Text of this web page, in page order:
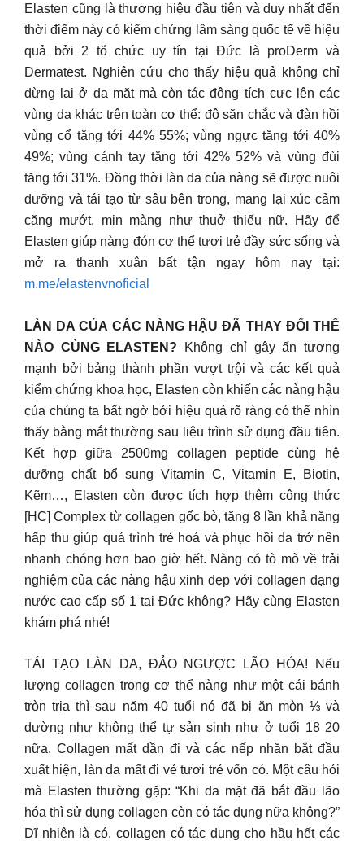
Elasten cũng là thương hiệu đầu tiên và duy nhất đến
thời điểm này có kiểm chứng lâm sàng quốc tế về hiệu
quả bởi 2 tổ chức uy tín tại Đức là proDerm và
Dermatest. Nghiên cứu cho thấy hiệu quả không chỉ
dừng lại ở da mặt mà còn tác động tích cực lên các
vùng da khác trên toàn cơ thể: độ săn chắc và đàn hồi
vùng cổ tăng tới 44% 55%; vùng ngực tăng tới 40%
49%; vùng cánh tay tăng tới 42% 52% và vùng đùi
tăng tới 31%. Đồng thời làn da của nàng sẽ được nuôi
dưỡng và tái tạo từ sâu bên trong, mang lại xúc cảm
căng mướt, mịn màng như thuở thiếu nữ. Hãy để
Elasten giúp nàng đón cơ thể tươi trẻ đầy sức sống và
mở ra thanh xuân bất tận ngay hôm nay tại:
m.me/elastenvnoficial
LÀN DA CỦA CÁC NÀNG HẬU ĐÃ THAY ĐỔI THẾ
NÀO CÙNG ELASTEN? Không chỉ gây ấn tượng
mạnh bởi bảng thành phần vượt trội và các kết quả
kiểm chứng khoa học, Elasten còn khiến các nàng hậu
của chúng ta bất ngờ bởi hiệu quả rõ ràng có thể nhìn
thấy bằng mắt thường sau liệu trình sử dụng đầu tiên.
Kết hợp giữa 2500mg collagen peptide cùng hệ
dưỡng chất bổ sung Vitamin C, Vitamin E, Biotin,
Kẽm…, Elasten còn được tích hợp thêm công thức
[HC] Complex từ collagen gốc bò, tăng 8 lần khả năng
hấp thu giúp quá trình trẻ hoá và phục hồi da trở nên
nhanh chóng hơn bao giờ hết. Nàng có tò mò về trải
nghiệm của các nàng hậu xinh đẹp với collagen dạng
nước cao cấp số 1 tại Đức không? Hãy cùng Elasten
khám phá nhé!
TÁI TẠO LÀN DA, ĐẢO NGƯỢC LÃO HÓA! Nếu
lượng collagen trong cơ thể nàng như một cái bánh
tròn trịa thì sau năm 40 tuổi nó đã bị ăn mòn ⅓ và
dường như không thể tự sản sinh như ở tuổi 18 20
nữa. Collagen mất dần đi và các nếp nhăn bắt đầu
xuất hiện, làn da mất đi vẻ tươi trẻ vốn có. Một câu hỏi
mà Elasten thường gặp: “Khi da mặt đã bắt đầu lão
hóa thì sử dụng collagen còn có tác dụng nữa không?”
Dĩ nhiên là có, collagen có tác dụng cho hầu hết các